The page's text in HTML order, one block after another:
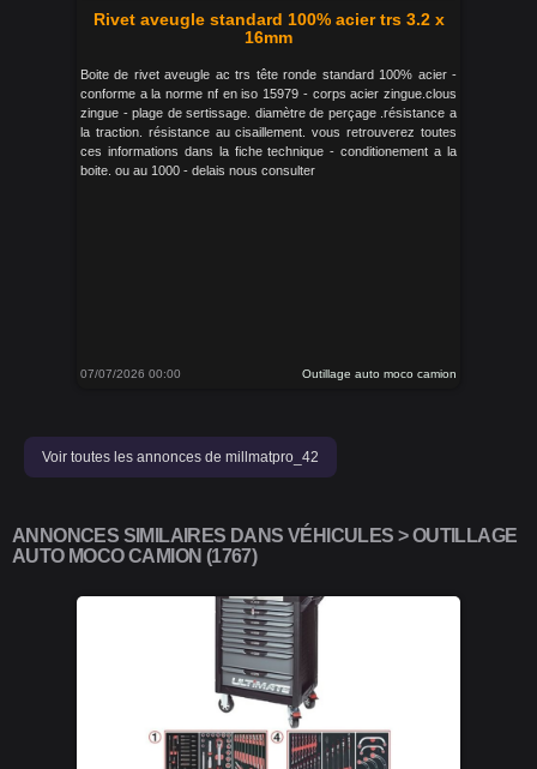
Rivet aveugle standard 100% acier trs 3.2 x
16mm
Boite de rivet aveugle ac trs tête ronde standard 100% acier -
conforme a la norme nf en iso 15979 - corps acier zingue.clous
zingue - plage de sertissage. diamètre de perçage .résistance a
la traction. résistance au cisaillement. vous retrouverez toutes
ces informations dans la fiche technique - conditionement a la
boite. ou au 1000 - delais nous consulter
07/07/2026 00:00 Outillage auto moco camion
Voir toutes les annonces de millmatpro_42
ANNONCES SIMILAIRES DANS VÉHICULES > OUTILLAGE
AUTO MOCO CAMION (1767)